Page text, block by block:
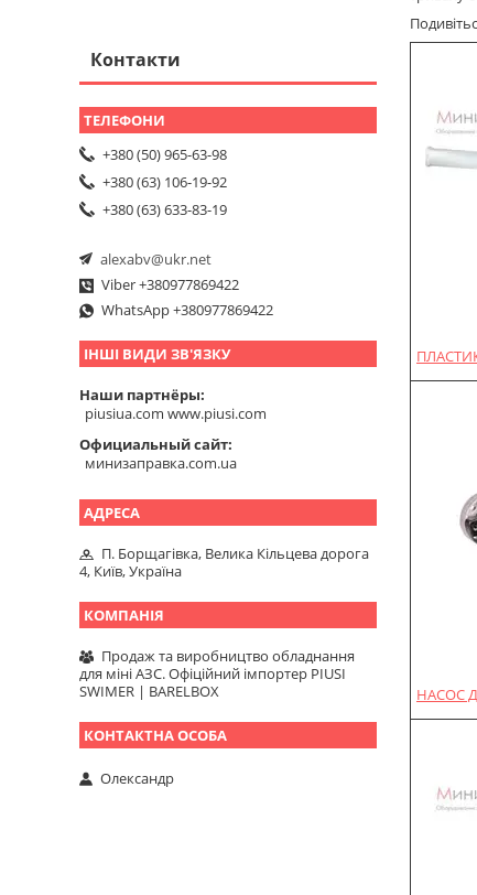
НАСОС
Контакти
+380 (50) 965-63-98
+380 (63) 106-19-92
+380 (63) 633-83-19
alexabv@ukr.net
Viber +380977869422
WhatsApp +380977869422
ІНШІ ВИДИ ЗВ'ЯЗКУ
Наши партнёры
piusiua.com www.piusi.com
Официальный сайт
минизаправка.com.ua
П. Борщагівка, Велика Кільцева дорога
4, Київ, Україна
Продаж та виробництво обладнання
для міні АЗС. Офіційний імпортер PIUSI
SWIMER | BARELBOX
Олександр